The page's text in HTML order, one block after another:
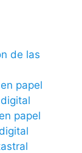
de las
papel
papel